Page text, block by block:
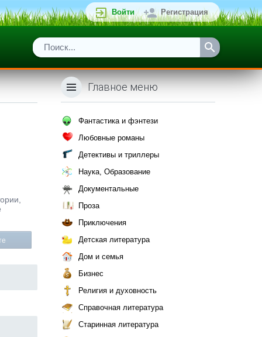
Войти Регистрация
Главное меню
Фантастика и фэнтези
Любовные романы
Детективы и триллеры
Наука, Образование
Документальные
Проза
Приключения
Детская литература
Дом и семья
Бизнес
Религия и духовность
Справочная литература
Старинная литература